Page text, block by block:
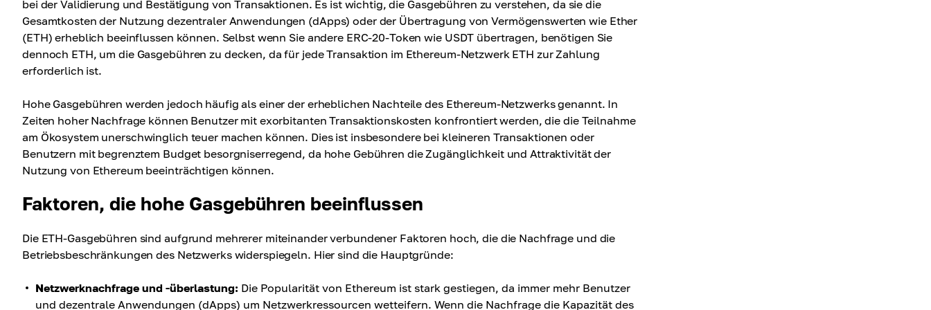
bei der Validierung und Bestätigung von Transaktionen. Es ist wichtig, die Gasgebühren zu verstehen, da sie die
Gesamtkosten der Nutzung dezentraler Anwendungen (dApps) oder der Übertragung von Vermögenswerten wie Ether
(ETH) erheblich beeinflussen können. Selbst wenn Sie andere ERC-20-Token wie USDT übertragen, benötigen Sie
dennoch ETH, um die Gasgebühren zu decken, da für jede Transaktion im Ethereum-Netzwerk ETH zur Zahlung
erforderlich ist.
Hohe Gasgebühren werden jedoch häufig als einer der erheblichen Nachteile des Ethereum-Netzwerks genannt. In
Zeiten hoher Nachfrage können Benutzer mit exorbitanten Transaktionskosten konfrontiert werden, die die Teilnahme
am Ökosystem unerschwinglich teuer machen können. Dies ist insbesondere bei kleineren Transaktionen oder
Benutzern mit begrenztem Budget besorgniserregend, da hohe Gebühren die Zugänglichkeit und Attraktivität der
Nutzung von Ethereum beeinträchtigen können.
Faktoren, die hohe Gasgebühren beeinflussen
Die ETH-Gasgebühren sind aufgrund mehrerer miteinander verbundener Faktoren hoch, die die Nachfrage und die
Betriebsbeschränkungen des Netzwerks widerspiegeln. Hier sind die Hauptgründe:
Netzwerknachfrage und -überlastung: Die Popularität von Ethereum ist stark gestiegen, da immer mehr Benutzer
und dezentrale Anwendungen (dApps) um Netzwerkressourcen wetteifern. Wenn die Nachfrage die Kapazität des